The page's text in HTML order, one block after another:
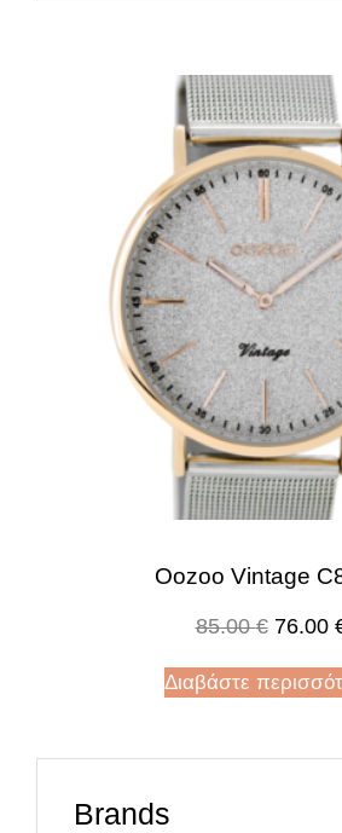
Oozoo Vintage
85.00€ 76.00
Διαβάστε
Brands